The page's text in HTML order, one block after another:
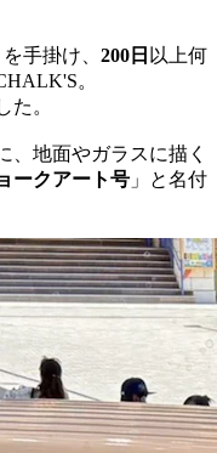
手掛け、 200日 以上何
。
た。
、地面やガラスに描く
ークアート号 」と名付